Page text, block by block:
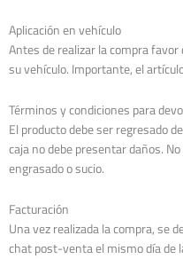
Aplicación en vehículo
Antes de realizar la compra favor
su vehículo. Importante, el
Términos y condiciones para
El producto debe ser regresado
caja no debe presentar daños.
engrasado o sucio.
Facturación
Una vez realizada la compra, se
chat post-venta el mismo día de